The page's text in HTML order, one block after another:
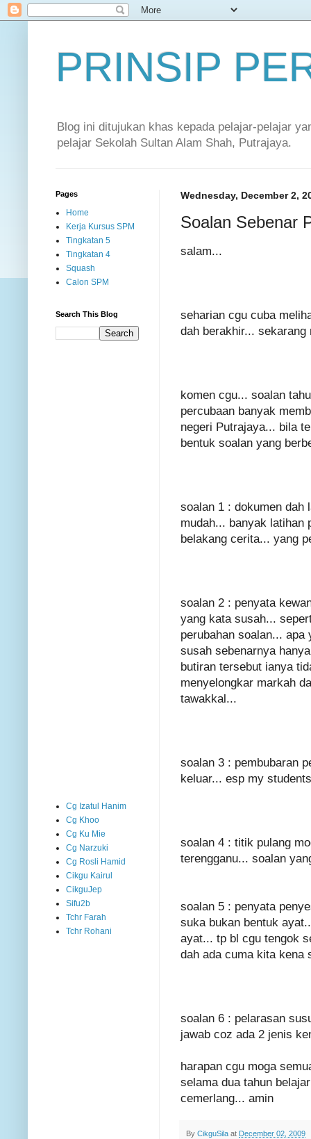
PRINSIP
Blog ini ditujukan khas kepada pelajar-pelajar
pelajar Sekolah Sultan Alam Shah, Putrajaya.
Wednesday, December 2,
Soalan Sebenar
salam...
seharian cgu cuba
dah berakhir...
komen cgu... soalan
percubaan banyak
negeri Putrajaya... bila
bentuk soalan yang
soalan 1 : dokumen dah
mudah... banyak latihan
belakang cerita... yang
soalan 2 : penyata
yang kata susah...
perubahan soalan...
susah sebenarnya
butiran tersebut ianya
menyelongkar markah
tawakkal...
soalan 3 : pembubaran
keluar... esp my
soalan 4 : titik pulang
terengganu... soalan
soalan 5 : penyata
suka bukan bentuk
ayat... tp bl cgu tengok
dah ada cuma kita kena
soalan 6 : pelarasan
jawab coz ada 2 jenis
harapan cgu moga
selama dua tahun
cemerlang... amin
By CikguSila at December 02, 2009
Pages
Home
Kerja Kursus SPM
Tingkatan 5
Tingkatan 4
Squash
Calon SPM
Search This Blog
Cg Izatul Hanim
Cg Khoo
Cg Ku Mie
Cg Narzuki
Cg Rosli Hamid
Cikgu Kairul
CikguJep
Sifu2b
Tchr Farah
Tchr Rohani